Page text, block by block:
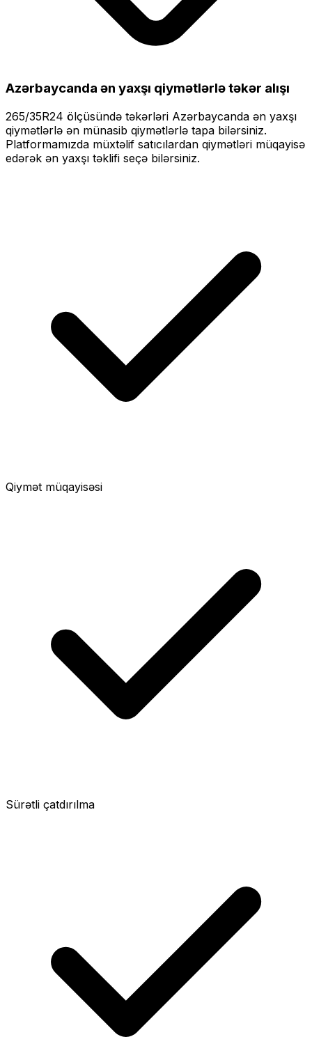
Azərbaycanda ən yaxşı qiymətlərlətəkər alışı
265/35R24 ölçüsündə təkərləri Azərbaycanda ən yaxşı
qiymətlərlə ən münasib qiymətlərlə tapa bilərsiniz.
Platformamızda müxtəlif satıcılardan qiymətləri müqayisə
edərək ən yaxşı təklifi seçə bilərsiniz.
Qiymət müqayisəsi
Sürətli çatdırılma